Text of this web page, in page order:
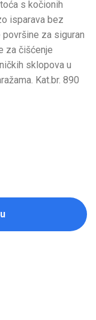
s kočionih
isparava bez
za siguran
za čišćenje
sklopova u
Kat.br. 890